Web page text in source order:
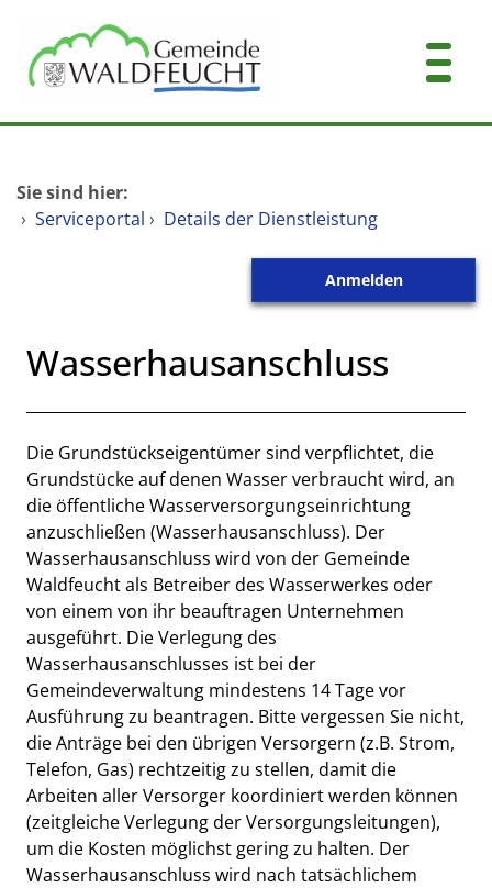
Zum Hauptinhalt springen
Dienstleistungen A-Z
Sie sind hier:
› Serviceportal › Details der Dienstleistung
Anmelden
Wasserhausanschluss
Beschreibung
Die Grundstückseigentümer sind verpflichtet, die
Grundstücke auf denen Wasser verbraucht wird, an
die öffentliche Wasserversorgungseinrichtung
anzuschließen (Wasserhausanschluss). Der
Wasserhausanschluss wird von der Gemeinde
Waldfeucht als Betreiber des Wasserwerkes oder
von einem von ihr beauftragen Unternehmen
ausgeführt. Die Verlegung des
Wasserhausanschlusses ist bei der
Gemeindeverwaltung mindestens 14 Tage vor
Ausführung zu beantragen. Bitte vergessen Sie nicht,
die Anträge bei den übrigen Versorgern (z.B. Strom,
Telefon, Gas) rechtzeitig zu stellen, damit die
Arbeiten aller Versorger koordiniert werden können
(zeitgleiche Verlegung der Versorgungsleitungen),
um die Kosten möglichst gering zu halten. Der
Wasserhausanschluss wird nach tatsächlichem